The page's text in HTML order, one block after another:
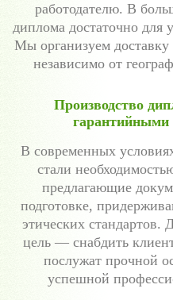
работодателю. В
диплома достаточно для
Мы организуем
независимо от
Производство
гарантийными
В современных
стали
предлагающие
подготовке,
этических стандартов.
цель — снабдить
послужат прочной
успешной